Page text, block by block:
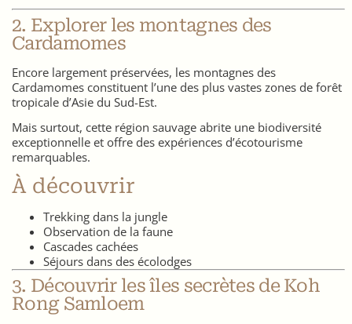
2. Explorer les montagnes des
Cardamomes
Encore largement préservées, les montagnes des
Cardamomes constituent l’une des plus vastes zones de forêt
tropicale d’Asie du Sud-Est.
Mais surtout, cette région sauvage abrite une biodiversité
exceptionnelle et offre des expériences d’écotourisme
remarquables.
À découvrir
Trekking dans la jungle
Observation de la faune
Cascades cachées
Séjours dans des écolodges
3. Découvrir les îles secrètes de Koh
Rong Samloem